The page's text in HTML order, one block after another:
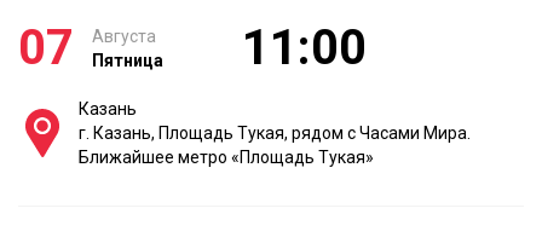
07
Августа
Пятница
11:00
Казань
г. Казань, Площадь Тукая, рядом с Часами Мира.
Ближайшее метро «Площадь Тукая»